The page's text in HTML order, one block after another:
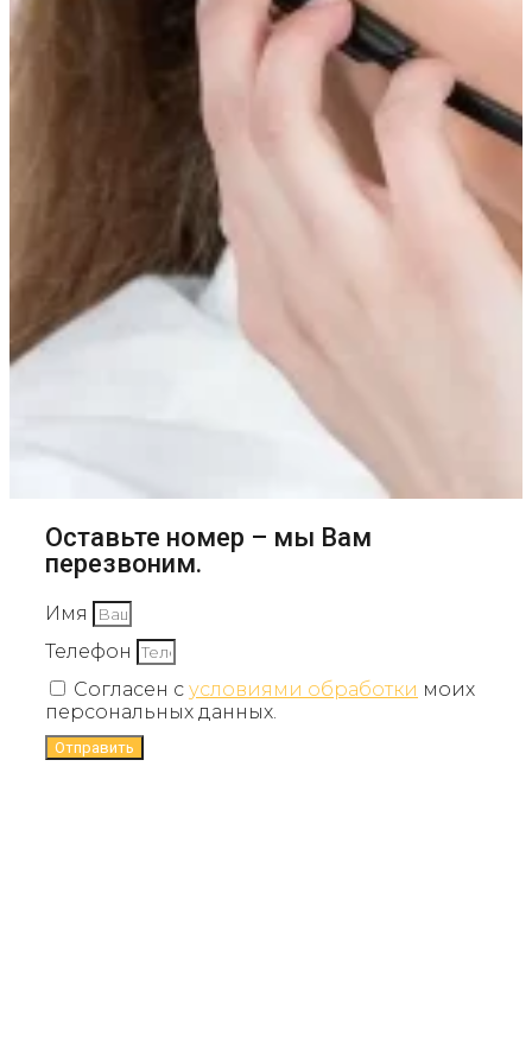
Оставьте номер – мы Вам
перезвоним.
Имя
Телефон
Согласен с условиями обработки моих
персональных данных.
Отправить